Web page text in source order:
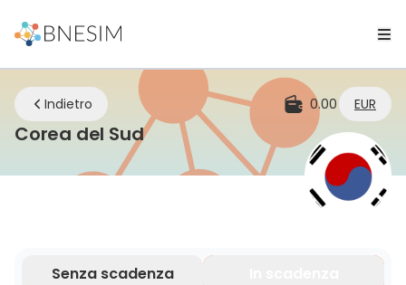
Indietro 0.00 EUR
Corea del SudeSIM | Rimani connesso
Senza scadenza